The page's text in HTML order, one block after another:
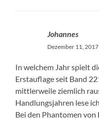
Johannes
Dezember 11,
In welchem Jahr spielt
Erstauflage seit Band
mittlerweile ziemlich
Handlungsjahren lese
Bei den Phantomen von